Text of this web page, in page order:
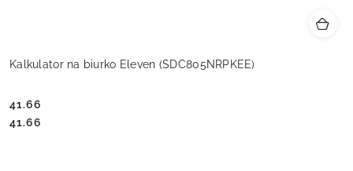
Kalkulator na biurko Eleven (SDC805NRPKEE)
Cena:
41.66
Cena:
41.66